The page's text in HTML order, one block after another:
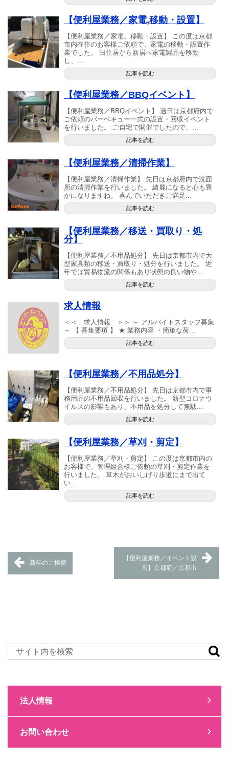
【便利屋業務／家電,移動・設置】
【便利屋業務／家電、移動・設置】 この度は京都
市内在住のお客様ご依頼で、家電の移動・設置作
業でした。 旧住居から新居へ家電製品を移動
し、...
記事を読む
【便利屋業務／BBQイベント】
【便利屋業務／BBQイベント】 過日は京都府内で
ご依頼のバーベキュー一式の設置・回収イベント
を行いました。 ご自宅で開催でしたので、...
記事を読む
【便利屋業務／清掃作業】
【便利屋業務／清掃作業】 先日は京都府内で洗面
所の清掃作業を行いました。 綺麗になると心も豊
かになりますね。 喜んでいただきご満足...
記事を読む
【便利屋業務／移送・買取り・処
分】
【便利屋業務／不用品処分】 先日は京都市内で大
型家具類の移送・買取り・処分を行いました。 近
年では貿易物流の関係もあり状態の良い物や...
記事を読む
求人情報
＜＜ 求人情報 ＞＞ ～ アルバイトスタッフ募集
～ 【 募集要項 】 ★ 業務内容 ・簡単な荷...
記事を読む
【便利屋業務／不用品処分】
【便利屋業務／不用品処分】 先日は京都市内で事
務用品の不用品回収を行いました。 新型コロナウ
イルスの影響もあり、不用品を処分して無駄...
記事を読む
【便利屋業務／草刈・剪定】
【便利屋業務／草刈・剪定】 この度は京都市内の
お客様で、管理組合様ご依頼の草刈・剪定作業を
行いました。 草木がおいしげり歩道にまで出て
い...
記事を読む
新年のご挨拶
【便利屋業務／イベント設
営】京都府／京都市
法人情報
お問い合わせ